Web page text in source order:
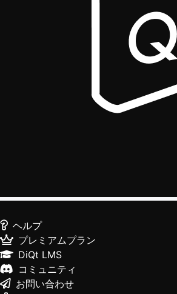
ヘルプ
プレミアムプラン
DiQt LMS
コミュニティ
お問い合わせ